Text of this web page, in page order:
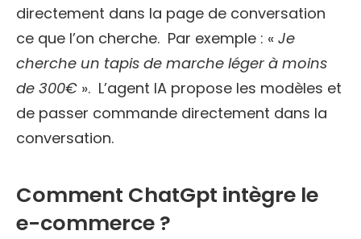
directement dans la page de conversation
ce que l’on cherche. Par exemple : « Je
cherche un tapis de marche léger à moins
de 300€ ». L’agent IA propose les modèles et
de passer commande directement dans la
conversation.
Comment ChatGpt intègre le
e-commerce ?